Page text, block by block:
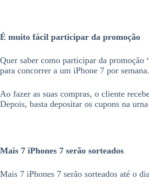
É muito fácil participar da promoção
Quer saber como participar da
para concorrer a um iPhone 7 por semana.
Ao fazer as suas compras, o cliente
Depois, basta depositar os cupons na
Mais 7 iPhones 7 serão sorteados
Mais 7 iPhones 7 serão sorteados até o